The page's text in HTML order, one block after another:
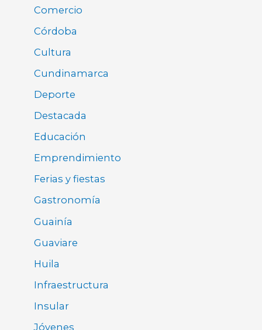
Comercio
Córdoba
Cultura
Cundinamarca
Deporte
Destacada
Educación
Emprendimiento
Ferias y fiestas
Gastronomía
Guainía
Guaviare
Huila
Infraestructura
Insular
Jóvenes